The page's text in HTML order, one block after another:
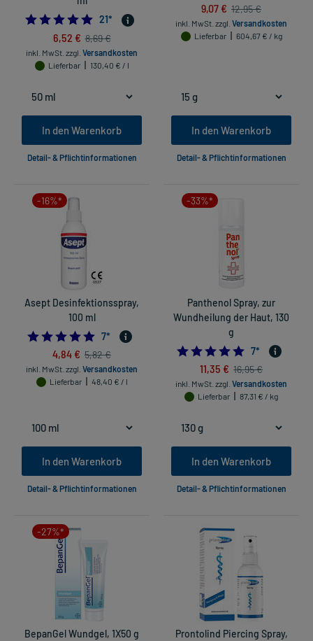
5.0
21*
6,52 € 8,69 €
inkl. MwSt. zzgl. Versandkosten
Lieferbar
130,40 € / l
In den Warenkorb
Detail- & Pflichtinformationen
9,07 € 12,95 €
inkl. MwSt. zzgl. Versandkosten
Lieferbar
604,67 € / kg
In den Warenkorb
Detail- & Pflichtinformationen
-16%*
Asept Desinfektionsspray,
100 ml
5.0
7*
4,84 € 5,82 €
inkl. MwSt. zzgl. Versandkosten
Lieferbar
48,40 € / l
In den Warenkorb
Detail- & Pflichtinformationen
-33%*
Panthenol Spray, zur
Wundheilung der Haut, 130
g
7*
11,35 € 16,95 €
inkl. MwSt. zzgl. Versandkosten
Lieferbar
87,31 € / kg
In den Warenkorb
Detail- & Pflichtinformationen
-27%*
BepanGel Wundgel, 1X50 g
Prontolind Piercing Spray,